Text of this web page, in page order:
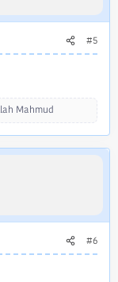
#5
Mahmud
#6